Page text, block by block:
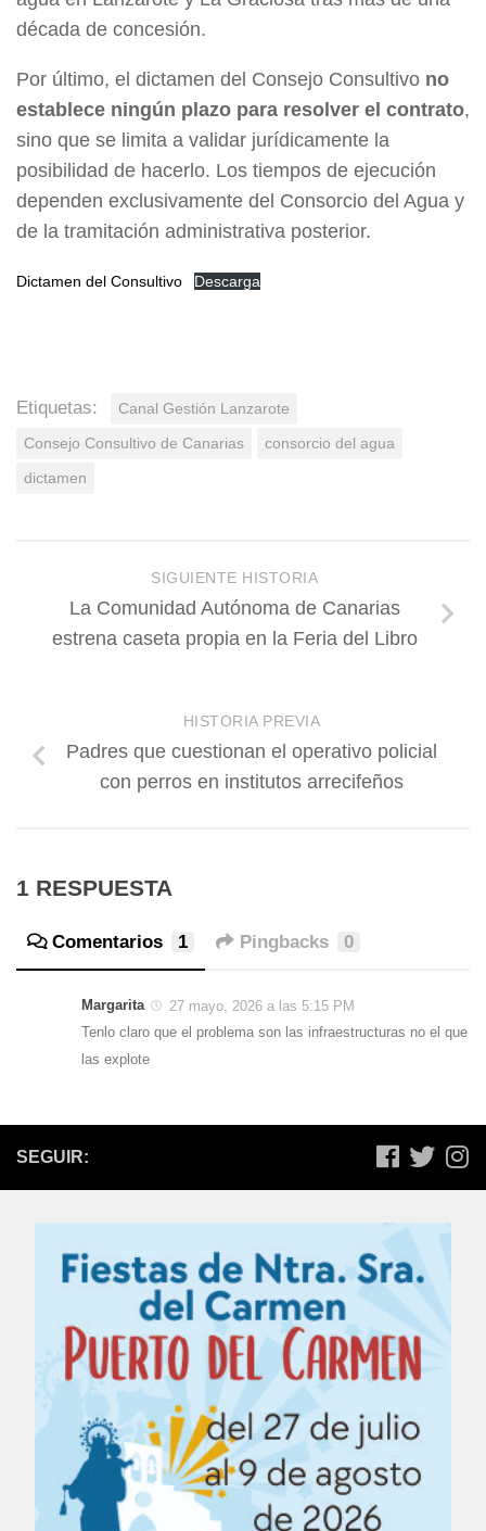
década de concesión.
Por último, el dictamen del Consejo Consultivo no
establece ningún plazo para resolver el contrato,
sino que se limita a validar jurídicamente la
posibilidad de hacerlo. Los tiempos de ejecución
dependen exclusivamente del Consorcio del Agua y
de la tramitación administrativa posterior.
Dictamen del Consultivo Descarga
Etiquetas:
Canal Gestión Lanzarote
Consejo Consultivo de Canarias
consorcio del agua
dictamen
SIGUIENTE HISTORIA
La Comunidad Autónoma de Canarias
estrena caseta propia en la Feria del Libro
HISTORIA PREVIA
Padres que cuestionan el operativo policial
con perros en institutos arrecifeños
1 RESPUESTA
Comentarios 1 Pingbacks 0
Margarita
27 mayo, 2026 a las 5:15 PM
Tenlo claro que el problema son las infraestructuras no el que
las explote
SEGUIR: